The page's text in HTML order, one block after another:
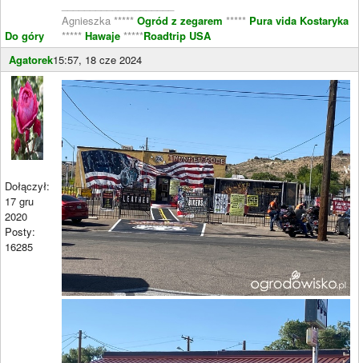
Do góry
Agnieszka ***** Ogród z zegarem ***** Pura vida Kostaryka
***** Hawaje *****Roadtrip USA
Agatorek15:57, 18 cze 2024
Dołączył:
17 gru
2020
Posty:
16285